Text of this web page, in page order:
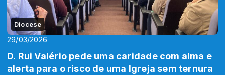
Diocese
29/03/2026
D. Rui Valério pede uma caridade com alma e
alerta para o risco de uma Igreja sem ternura